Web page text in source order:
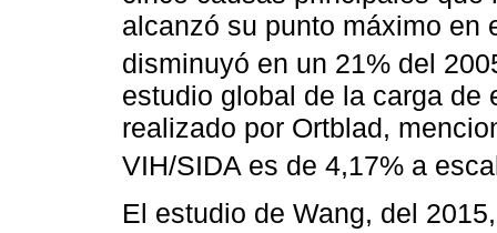
alcanzó su punto máximo en
disminuyó en un 21% del
estudio global de la carga de
realizado por Ortblad,
VIH/SIDA es de 4,17% a
El estudio de Wang, del